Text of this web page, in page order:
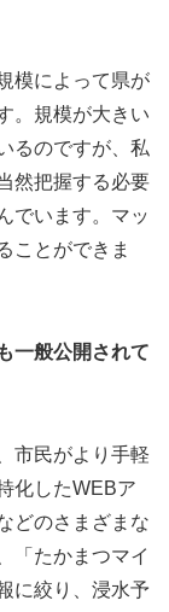
模によって県が
。規模が大きい
るのですが、私
然把握する必要
でいます。マッ
ことができま
一般公開されて
市民がより手軽
化したWEBア
どのさまざまな
「たかまつマイ
に絞り、浸水予